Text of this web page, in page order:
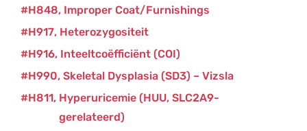
Improper Coat/Furnishings
H848
Heterozygositeit
H917
Inteeltcoëfficiënt (COI)
H916
Skeletal Dysplasia (SD3) – Vizsla
H990
Hyperuricemie (HUU, SLC2A9-
gerelateerd)
H811